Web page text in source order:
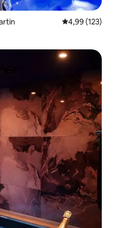
Vidutinis
4,99 (123)